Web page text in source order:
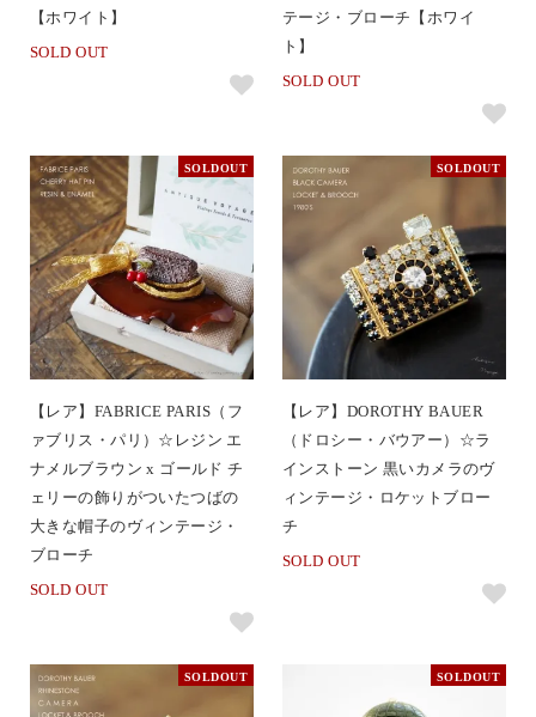
【ホワイト】
SOLD OUT
テージ・ブローチ【ホワイ
ト】
SOLD OUT
SOLDOUT
【レア】FABRICE PARIS（フ
ァブリス・パリ）☆レジン エ
ナメルブラウン x ゴールド チ
ェリーの飾りがついたつばの
大きな帽子のヴィンテージ・
ブローチ
SOLD OUT
SOLDOUT
【レア】DOROTHY BAUER
（ドロシー・バウアー）☆ラ
インストーン 黒いカメラのヴ
ィンテージ・ロケットブロー
チ
SOLD OUT
SOLDOUT SOLDOUT